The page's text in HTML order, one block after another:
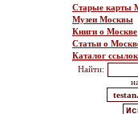
Старые карты
Музеи Москвы
Книги о Москве
Статьи о
Каталог ссылок
Найти: